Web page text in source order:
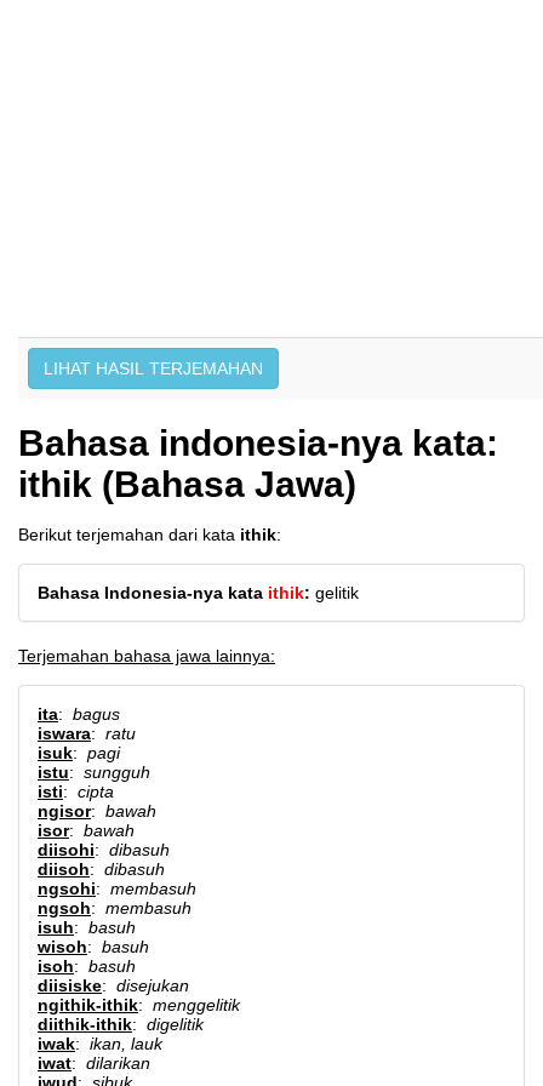
Bahasa indonesia-nya kata:
ithik (Bahasa Jawa)
Berikut terjemahan dari kata ithik:
Bahasa Indonesia-nya kata ithik: gelitik
Terjemahan bahasa jawa lainnya:
ita: bagus
iswara: ratu
isuk: pagi
istu: sungguh
isti: cipta
ngisor: bawah
isor: bawah
diisohi: dibasuh
diisoh: dibasuh
ngsohi: membasuh
ngsoh: membasuh
isuh: basuh
wisoh: basuh
isoh: basuh
diisiske: disejukan
ngithik-ithik: menggelitik
diithik-ithik: digelitik
iwak: ikan, lauk
iwat: dilarikan